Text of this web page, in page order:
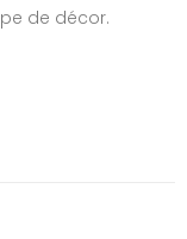
de décor.